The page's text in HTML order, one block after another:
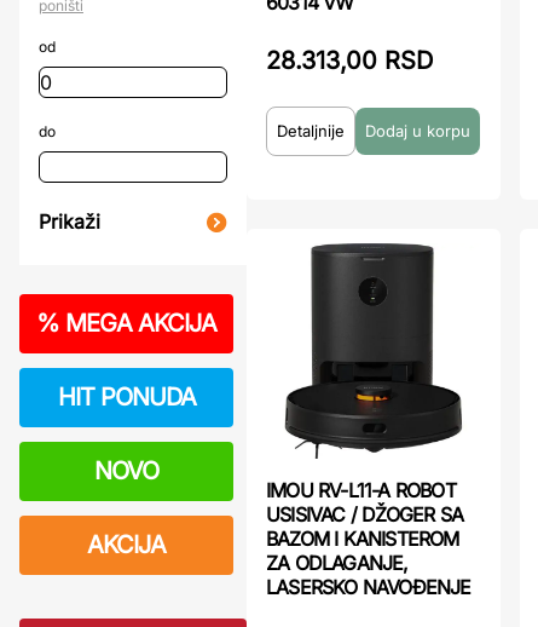
poništi
od
do
Prikaži
% MEGA AKCIJA
HIT PONUDA
NOVO
AKCIJA
28.313,00 RSD
Detaljnije
IMOU RV-L11-A ROBOT
USISIVAC / DŽOGER SA
BAZOM I KANISTEROM
ZA ODLAGANJE,
LASERSKO NAVOÐENJE